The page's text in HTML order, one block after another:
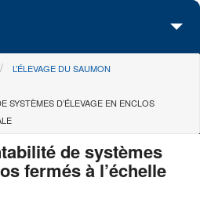
L’ÉLEVAGE DU SAUMON
SYSTÈMES D’ÉLEVAGE EN ENCLOS
de systèmes
fermés à l’échelle